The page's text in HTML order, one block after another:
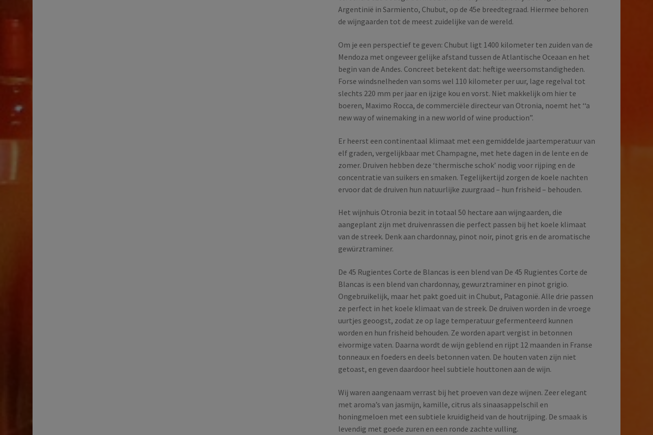
Argentinië in Sarmiento, Chubut, op de 45e breedtegraad. Hiermee behoren
de wijngaarden tot de meest zuidelijke van de wereld.
Om je een perspectief te geven: Chubut ligt 1400 kilometer ten zuiden van de
Mendoza met ongeveer gelijke afstand tussen de Atlantische Oceaan en het
begin van de Andes. Concreet betekent dat: heftige weersomstandigheden.
Forse windsnelheden van soms wel 110 kilometer per uur, lage regelval tot
slechts 220 mm per jaar en ijzige kou en vorst. Niet makkelijk om hier te
boeren, Maximo Rocca, de commerciële directeur van Otronia, noemt het ‘‘a
new way of winemaking in a new world of wine production”.
Er heerst een continentaal klimaat met een gemiddelde jaartemperatuur van
elf graden, vergelijkbaar met Champagne, met hete dagen in de lente en de
zomer. Druiven hebben deze ‘thermische schok’ nodig voor rijping en de
concentratie van suikers en smaken. Tegelijkertijd zorgen de koele nachten
ervoor dat de druiven hun natuurlijke zuurgraad – hun frisheid – behouden.
Het wijnhuis Otronia bezit in totaal 50 hectare aan wijngaarden, die
aangeplant zijn met druivenrassen die perfect passen bij het koele klimaat
van de streek. Denk aan chardonnay, pinot noir, pinot gris en de aromatische
gewürztraminer.
De 45 Rugientes Corte de Blancas is een blend van De 45 Rugientes Corte de
Blancas is een blend van chardonnay, gewurztraminer en pinot grigio.
Ongebruikelijk, maar het pakt goed uit in Chubut, Patagonië. Alle drie passen
ze perfect in het koele klimaat van de streek. De druiven worden in de vroege
uurtjes geoogst, zodat ze op lage temperatuur gefermenteerd kunnen
worden en hun frisheid behouden. Ze worden apart vergist in betonnen
eivormige vaten. Daarna wordt de wijn geblend en rijpt 12 maanden in Franse
tonneaux en foeders en deels betonnen vaten. De houten vaten zijn niet
getoast, en geven daardoor heel subtiele houttonen aan de wijn.
Wij waren aangenaam verrast bij het proeven van deze wijnen. Zeer elegant
met aroma’s van jasmijn, kamille, citrus als sinaasappelschil en
honingmeloen met een subtiele kruidigheid van de houtrijping. De smaak is
levendig met goede zuren en een ronde zachte vulling.